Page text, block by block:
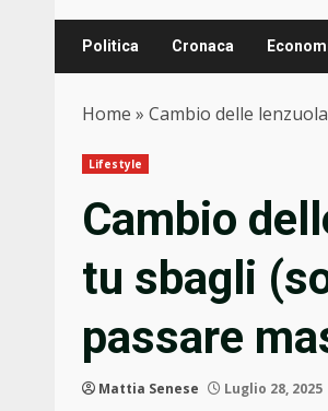
Politica Cronaca
Home » Cambio delle
Lifestyle
Cambio
tu sbagli
passare
Mattia Senese Luglio 28, 2025